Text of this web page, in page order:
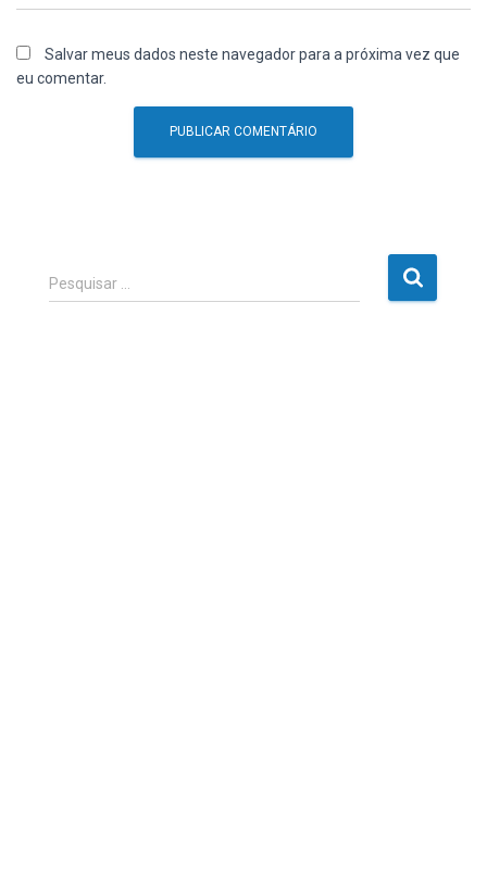
Salvar meus dados neste navegador para a próxima vez que
eu comentar.
P
e
Pesquisar …